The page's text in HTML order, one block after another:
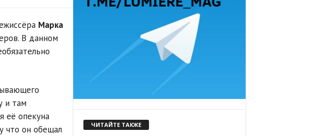
Марка
В данном
и там
её опекуна
что он обещал
ЧИТАЙТЕ ТАКЖЕ